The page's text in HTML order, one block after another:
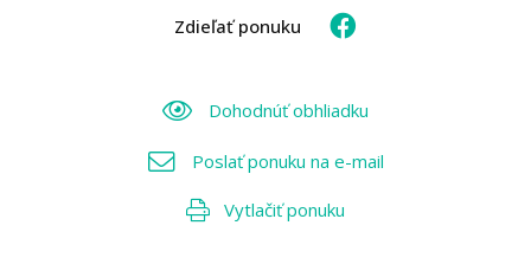
Zdieľať ponuku
Dohodnúť obhliadku
Poslať ponuku na e-mail
Vytlačiť ponuku